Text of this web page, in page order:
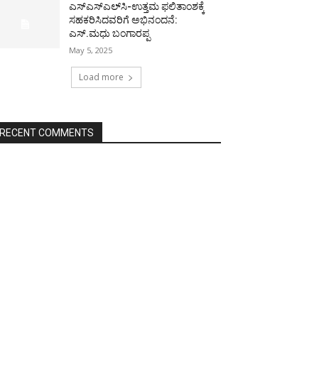
ಎಸ್‌ಎಸ್‌ಎಲ್‌ಸಿ-ಉತ್ತಮ ಫಲಿತಾಂಶಕ್ಕೆ
ಸಹಕರಿಸಿದವರಿಗೆ ಅಭಿನಂದನೆ:
ಎಸ್.ಮಧು ಬಂಗಾರಪ್ಪ
May 5, 2025
Load more
RECENT COMMENTS